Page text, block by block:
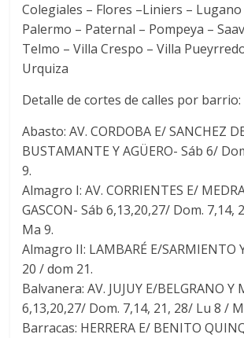
Colegiales – Flores –Liniers –
Palermo – Paternal – Pompeya –
Telmo – Villa Crespo – Villa
Urquiza
Detalle de cortes de calles por barrio:
Abasto: AV. CORDOBA E/ SANCHEZ
BUSTAMANTE Y AGÜERO- Sáb 6/
9.
Almagro I: AV. CORRIENTES E/
GASCON- Sáb 6,13,20,27/ Dom. 7,14,
Ma 9.
Almagro II: LAMBARÉ E/SARMIENTO
20 / dom 21.
Balvanera: AV. JUJUY E/BELGRANO Y
6,13,20,27/ Dom. 7,14, 21, 28/ Lu 8 /
Barracas: HERRERA E/ BENITO